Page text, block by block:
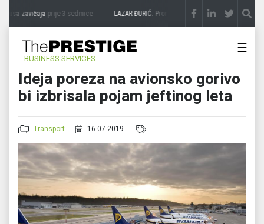
zavičajaprije 3 sedmice LAZAR ĐURIĆ: Promocija potencijal pretvara u
BUSINESS SERVICES
☰
Ideja poreza na avionsko gorivo
bi izbrisala pojam jeftinog leta
Transport 16.07.2019.